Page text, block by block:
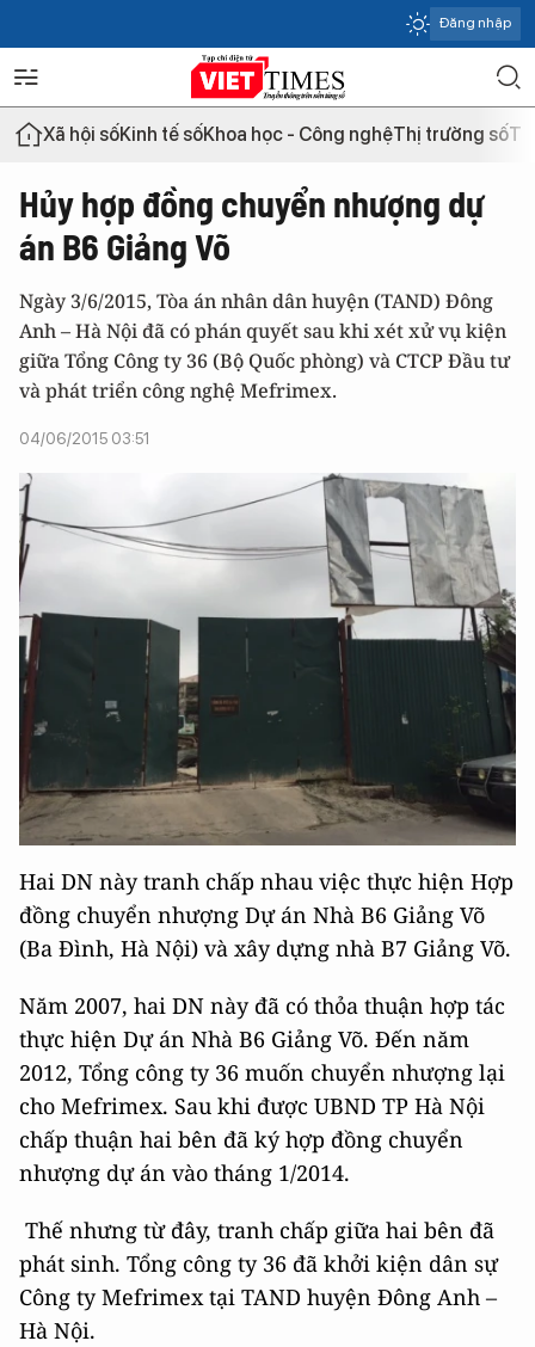
Đăng nhập
Xã hội sốKinh tế sốKhoa học - Công nghệThị trường số
Hủy hợp đồng chuyển nhượng dự
án B6 Giảng Võ
Ngày 3/6/2015, Tòa án nhân dân huyện (TAND) Đông
Anh – Hà Nội đã có phán quyết sau khi xét xử vụ kiện
giữa Tổng Công ty 36 (Bộ Quốc phòng) và CTCP Đầu tư
và phát triển công nghệ Mefrimex.
04/06/2015 03:51
Hai DN này tranh chấp nhau việc thực hiện Hợp
đồng chuyển nhượng Dự án Nhà B6 Giảng Võ
(Ba Đình, Hà Nội) và xây dựng nhà B7 Giảng Võ.
Năm 2007, hai DN này đã có thỏa thuận hợp tác
thực hiện Dự án Nhà B6 Giảng Võ. Đến năm
2012, Tổng công ty 36 muốn chuyển nhượng lại
cho Mefrimex. Sau khi được UBND TP Hà Nội
chấp thuận hai bên đã ký hợp đồng chuyển
nhượng dự án vào tháng 1/2014.
Thế nhưng từ đây, tranh chấp giữa hai bên đã
phát sinh. Tổng công ty 36 đã khởi kiện dân sự
Công ty Mefrimex tại TAND huyện Đông Anh –
Hà Nội.